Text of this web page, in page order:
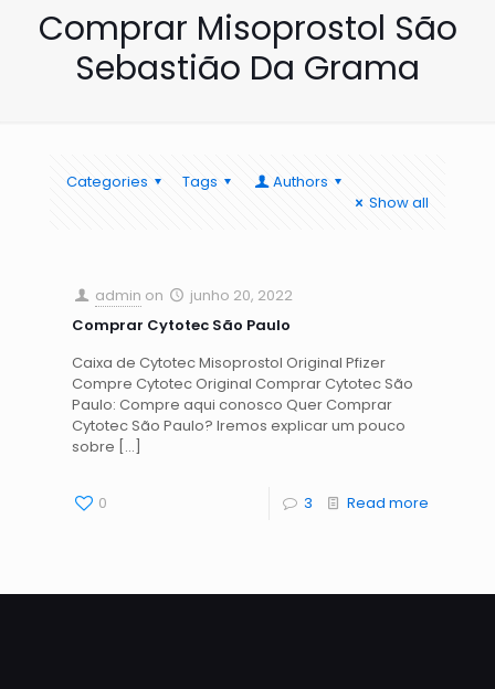
Comprar Misoprostol São
Sebastião Da Grama
Categories Tags
Authors
Show all
admin on
junho 20, 2022
Comprar Cytotec São Paulo
Caixa de Cytotec Misoprostol Original Pfizer
Compre Cytotec Original Comprar Cytotec São
Paulo: Compre aqui conosco Quer Comprar
Cytotec São Paulo? Iremos explicar um pouco
sobre […]
0 3 Read more